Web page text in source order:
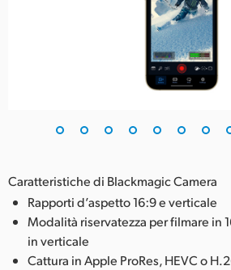
Caratteristiche di Blackmagic Camera
Rapporti d’aspetto 16:9 e verticale
Modalità riservatezza per filmare in
in verticale
Cattura in Apple ProRes, HEVC o